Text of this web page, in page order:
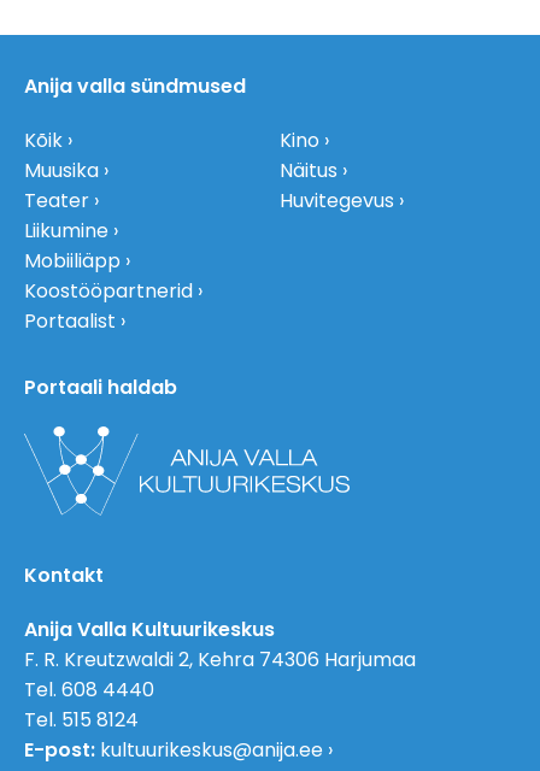
Anija valla sündmused
Kõik
Muusika
Teater
Liikumine
Kino
Näitus
Huvitegevus
Mobiiliäpp
Koostööpartnerid
Portaalist
Portaali haldab
Kontakt
Anija Valla Kultuurikeskus
F. R. Kreutzwaldi 2, Kehra 74306 Harjumaa
Tel. 608 4440
Tel. 515 8124
E-post: kultuurikeskus@anija.ee